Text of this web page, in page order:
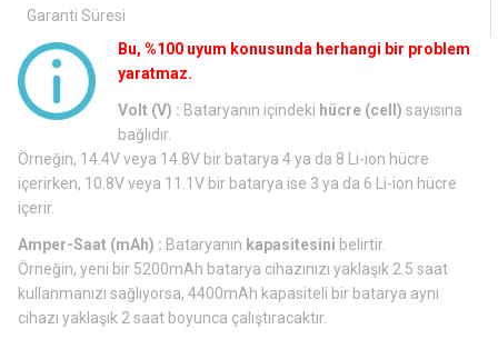
Garanti Süresi
Bu, %100 uyum konusunda herhangi bir problem
yaratmaz.
Volt (V) : Bataryanın içindeki hücre (cell) sayısına
bağlıdır.
Örneğin, 14.4V veya 14.8V bir batarya 4 ya da 8 Li-ion hücre
içerirken, 10.8V veya 11.1V bir batarya ise 3 ya da 6 Li-ion hücre
içerir.
Amper-Saat (mAh) : Bataryanın kapasitesini belirtir.
Örneğin, yeni bir 5200mAh batarya cihazınızı yaklaşık 2.5 saat
kullanmanızı sağlıyorsa, 4400mAh kapasiteli bir batarya aynı
cihazı yaklaşık 2 saat boyunca çalıştıracaktır.